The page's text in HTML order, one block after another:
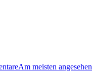
Am meisten angesehen